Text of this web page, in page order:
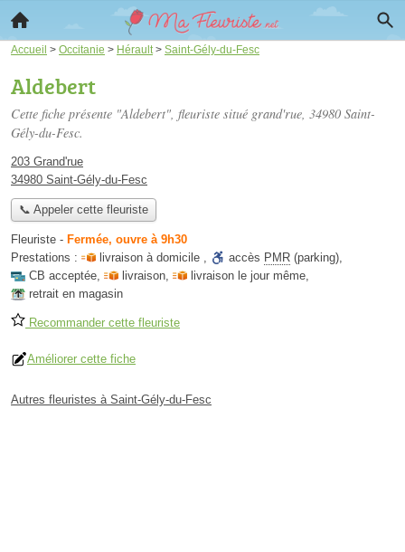
Accueil > Occitanie > Hérault > Saint-Gély-du-Fesc
Aldebert
Cette fiche présente "Aldebert", fleuriste situé grand'rue, 34980 Saint-
Gély-du-Fesc.
203 Grand'rue
34980 Saint-Gély-du-Fesc
📞 Appeler cette fleuriste
Fleuriste - Fermée, ouvre à 9h30
Prestations :
livraison à domicile , accès PMR (parking),
CB acceptée, livraison, livraison le jour même,
retrait en magasin
Recommander cette fleuriste
Améliorer cette fiche
Autres fleuristes à Saint-Gély-du-Fesc